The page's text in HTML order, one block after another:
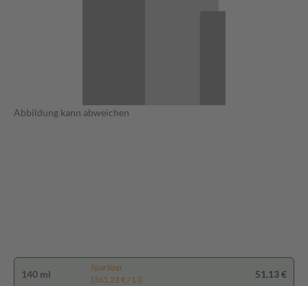
Abbildung kann abweichen
140 ml
Spartipp
(365,21 € / 1 l)
51,13 €